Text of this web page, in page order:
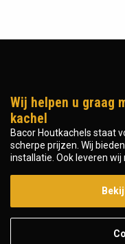
Wij helpen u graag
kachel
Bacor Houtkachels staat
scherpe prijzen. Wij
installatie. Ook leveren